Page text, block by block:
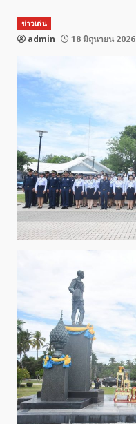
ข่าวเด่น
admin 18 มิถุนายน 2026